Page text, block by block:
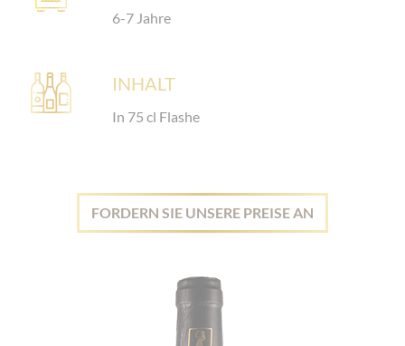
6-7 Jahre
INHALT
In 75 cl Flashe
FORDERN SIE UNSERE PREISE AN